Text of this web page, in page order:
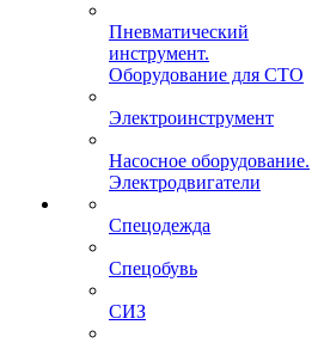
Пневматический
инструмент.
Оборудование для СТО
Электроинструмент
Насосное оборудование.
Электродвигатели
Спецодежда
Спецобувь
СИЗ